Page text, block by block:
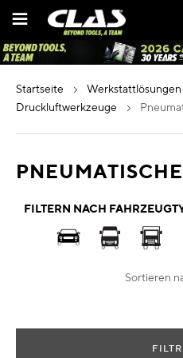
Inhalt
startseite werkstattlösungen
druckluftwerkzeuge
FILTERN NACH
Sortieren